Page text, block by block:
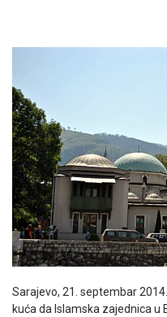
Sarajevo, 21. septembar
kuća da Islamska zajednica